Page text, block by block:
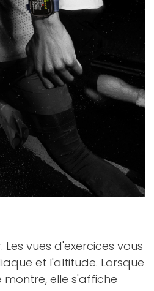
vues d'exercices vous
et l'altitude. Lorsque
elle s'affiche